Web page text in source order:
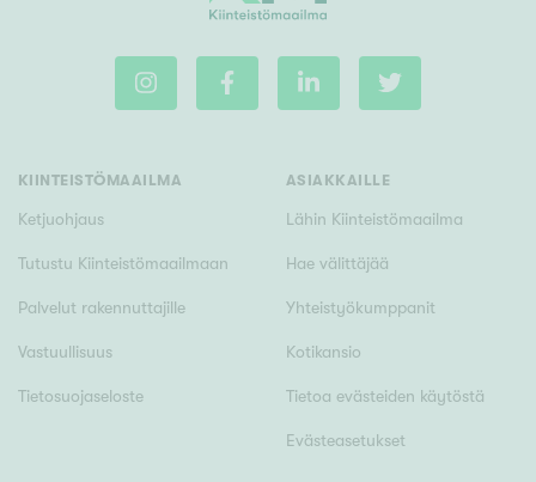
KIINTEISTÖMAAILMA
Ketjuohjaus
Tutustu Kiinteistömaailmaan
Palvelut rakennuttajille
Vastuullisuus
Tietosuojaseloste
ASIAKKAILLE
Lähin Kiinteistömaailma
Hae välittäjää
Yhteistyökumppanit
Kotikansio
Tietoa evästeiden käytöstä
Evästeasetukset